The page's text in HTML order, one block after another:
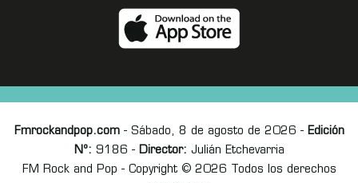
Fmrockandpop.com- Sábado, 8 de agosto de 2026 - Edición
Nº: 9186 - Director: Julián Etchevarria
FM Rock and Pop - Copyright © 2026 Todos los derechos